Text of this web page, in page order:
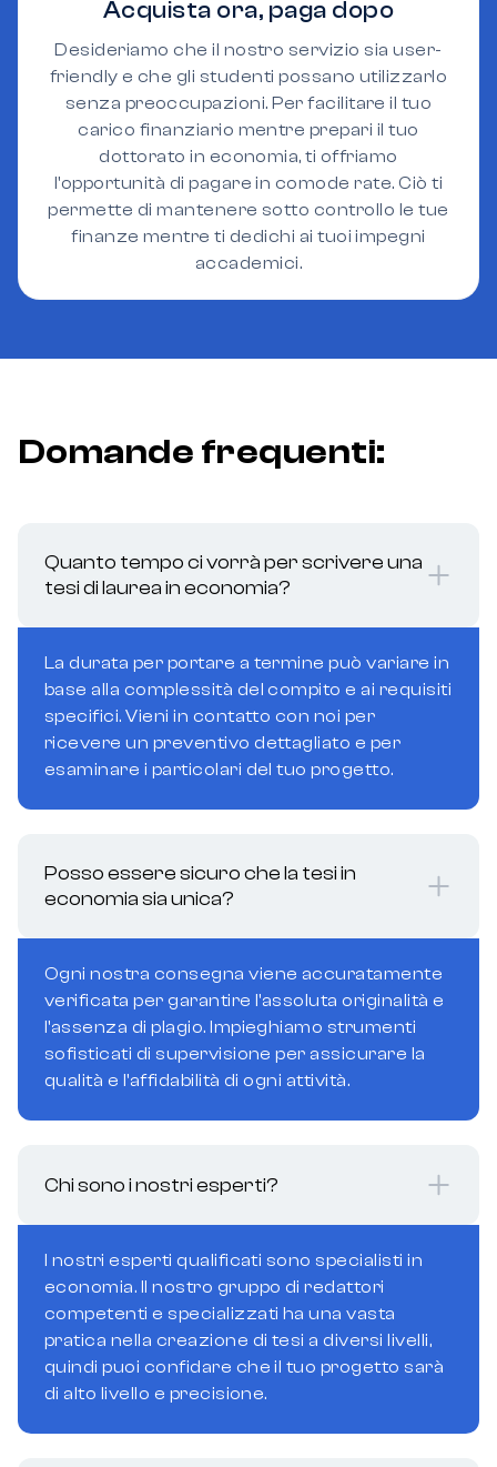
Acquista ora, paga dopo
Desideriamo che il nostro servizio sia user-
friendly e che gli studenti possano utilizzarlo
senza preoccupazioni. Per facilitare il tuo
carico finanziario mentre prepari il tuo
dottorato in economia, ti offriamo
l'opportunità di pagare in comode rate. Ciò ti
permette di mantenere sotto controllo le tue
finanze mentre ti dedichi ai tuoi impegni
accademici.
Domande frequenti:
Quanto tempo ci vorrà per scrivere una
tesi di laurea in economia?
La durata per portare a termine può variare in
base alla complessità del compito e ai requisiti
specifici. Vieni in contatto con noi per
ricevere un preventivo dettagliato e per
esaminare i particolari del tuo progetto.
Posso essere sicuro che la tesi in
economia sia unica?
Ogni nostra consegna viene accuratamente
verificata per garantire l'assoluta originalità e
l'assenza di plagio. Impieghiamo strumenti
sofisticati di supervisione per assicurare la
qualità e l'affidabilità di ogni attività.
Chi sono i nostri esperti?
I nostri esperti qualificati sono specialisti in
economia. Il nostro gruppo di redattori
competenti e specializzati ha una vasta
pratica nella creazione di tesi a diversi livelli,
quindi puoi confidare che il tuo progetto sarà
di alto livello e precisione.